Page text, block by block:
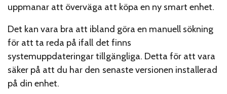
uppmanar att överväga att köpa en ny smart enhet.
Det kan vara bra att ibland göra en manuell sökning
för att ta reda på ifall det finns
systemuppdateringar tillgängliga. Detta för att vara
säker på att du har den senaste versionen installerad
på din enhet.